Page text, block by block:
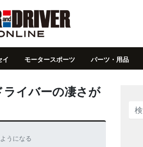
イ モータースポーツ パーツ・用品
ライバーの凄さが
うになる